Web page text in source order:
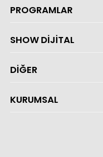
PROGRAMLAR
SHOW DİJİTAL
DİĞER
KURUMSAL